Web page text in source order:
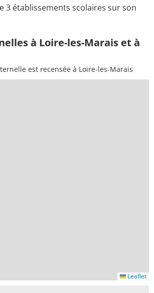
3 établissements scolaires sur son
à Loire-les-Marais et à
est recensée à Loire-les-Marais
Leaflet